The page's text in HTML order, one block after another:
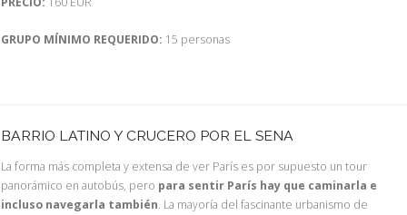
GRUPO MÍNIMO REQUERIDO: 15 personas
BARRIO LATINO Y CRUCERO POR EL SENA
La forma más completa y extensa de ver París es por supuesto un tour
panorámico en autobús, pero para sentir París hay que caminarla e
incluso navegarla también. La mayoría del fascinante urbanismo de